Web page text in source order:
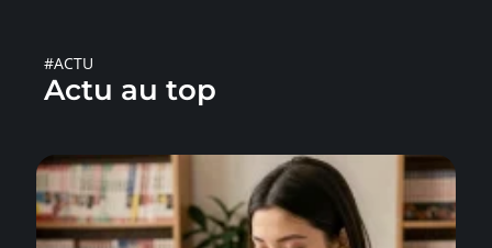
#ACTU
Actu au top